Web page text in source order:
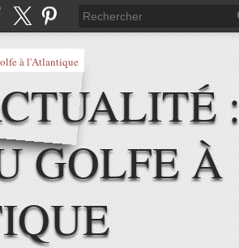
:
GOLFE À